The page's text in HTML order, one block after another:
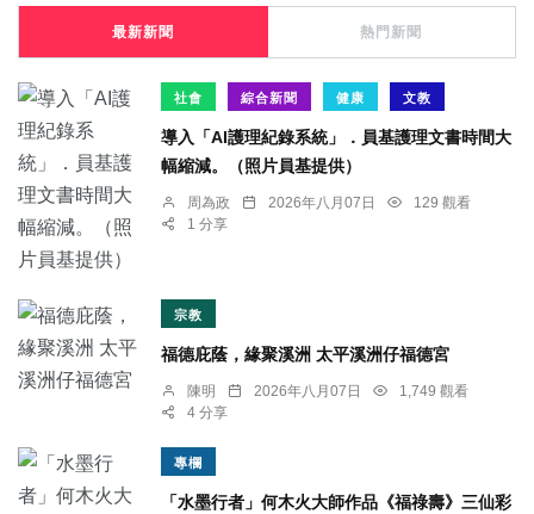
最新新聞 熱門新聞
社會 綜合新聞 健康 文教
導入「AI護理紀錄系統」．員基護理文書時間大
幅縮減。（照片員基提供）
周為政 2026年八月07日
129 觀看
1 分享
宗教
福德庇蔭，緣聚溪洲 太平溪洲仔福德宮
陳明 2026年八月07日
1,749 觀看
4 分享
專欄
「水墨行者」何木火大師作品《福祿壽》三仙彩